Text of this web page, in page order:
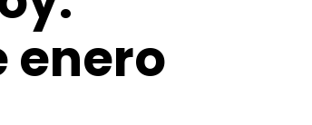
enero